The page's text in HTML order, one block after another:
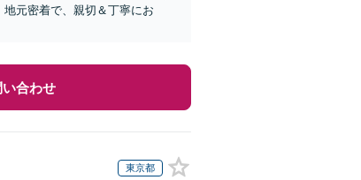
元密着で、親切＆丁寧にお
い合わせ
東京都